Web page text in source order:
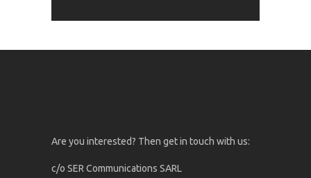
Are you interested? Then get in touch with us:
c/o SER Communications SARL